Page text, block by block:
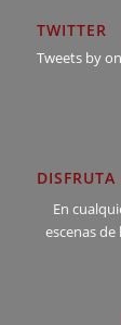
TWITTER
Tweets by
En
escenas